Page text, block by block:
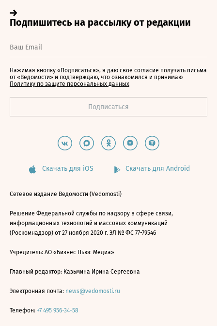
Нажимая кнопку «Подписаться», я даю свое согласие получать письма
от «Ведомости» и подтверждаю, что ознакомился и принимаю
Политику по защите персональных данных
Скачать для iOS Скачать для Android
Сетевое издание Ведомости (Vedomosti)
Решение Федеральной службы по надзору в сфере связи,
информационных технологий и массовых коммуникаций
(Роскомнадзор) от 27 ноября 2020 г. ЭЛ № ФС 77-79546
Учредитель: АО «Бизнес Ньюс Медиа»
Главный редактор: Казьмина Ирина Сергеевна
Электронная почта: news@vedomosti.ru
Телефон: +7 495 956-34-58